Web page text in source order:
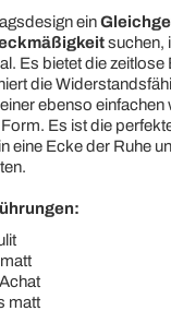
ein
suchen,
Es bietet die zeitlose
die
ebenso einfachen
Es ist die
eine Ecke der Ruhe
matt